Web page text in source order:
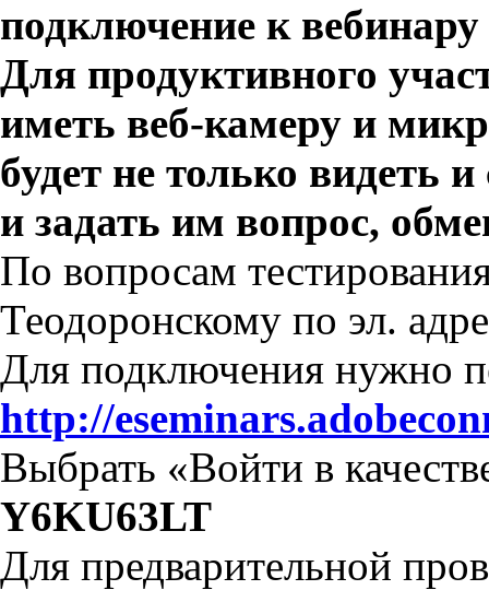
подключение к
Для продуктивного
иметь веб-камеру и
будет не только видеть
и задать им вопрос,
По вопросам
Теодоронскому по эл.
Для подключения нужно
http://
Выбрать «Войти в
Y6KU63LT
Для предварительной